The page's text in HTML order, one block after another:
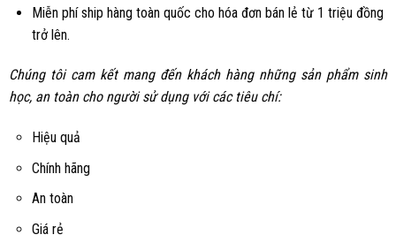
Miễn phí ship hàng toàn quốc cho hóa đơn bán lẻ từ 1 triệu đồng
trở lên.
Chúng tôi cam kết mang đến khách hàng những sản phẩm sinh
học, an toàn cho người sử dụng với các tiêu chí:
Hiệu quả
Chính hãng
An toàn
Giá rẻ